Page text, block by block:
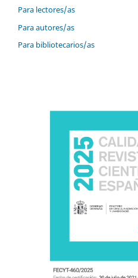
Para lectores/as
Para autores/as
Para bibliotecarios/as